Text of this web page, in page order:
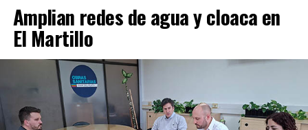
Amplian redes de agua y cloaca en
El Martillo